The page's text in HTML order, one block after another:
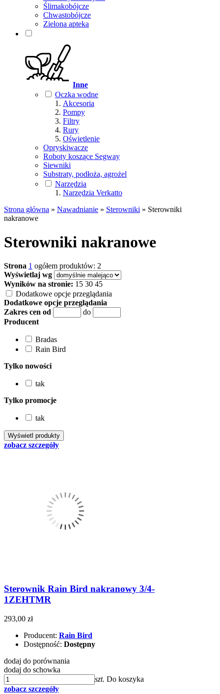
Ślimakobójcze
Chwastobójcze
Zielona apteka
Inne
Oczka wodne
Akcesoria
Pompy
Filtry
Rury
Oświetlenie
Opryskiwacze
Roboty koszące Segway
Siewniki
Substraty, podłoża, agrożel
Narzędzia
Narzędzia Verkatto
Strona główna » Nawadnianie » Sterowniki » Sterowniki
nakranowe
Sterowniki nakranowe
Strona 1 ogółem produktów: 2
Wyświetlaj wg
Wyników na stronie: 15 30 45
Dodatkowe opcje przeglądania
Dodatkowe opcje przeglądania
Zakres cen od
do
Producent
Bradas
Rain Bird
Tylko nowości
tak
Tylko promocje
tak
zobacz szczegóły
Sterownik Rain Bird nakranowy 3/4-
1ZEHTMR
293,00 zł
Producent: Rain Bird
Dostępność: Dostępny
dodaj do porównania
dodaj do schowka
szt. Do koszyka
zobacz szczegóły